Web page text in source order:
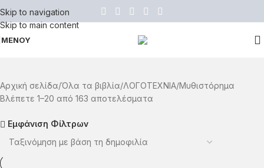
Skip to navigation
Skip to main content
ΜΕΝΟΥ
Αρχική σελίδα Όλα τα βιβλία ΛΟΓΟΤΕΧΝΙΑ Μυθιστόρημα
Βλέπετε 1–20 από 163 αποτελέσματα
Εμφάνιση Φίλτρων